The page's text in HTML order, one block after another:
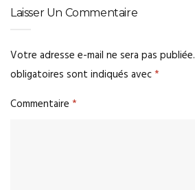
Laisser Un Commentaire
Votre adresse e-mail ne sera pas publiée.
obligatoires sont indiqués avec*
Commentaire *